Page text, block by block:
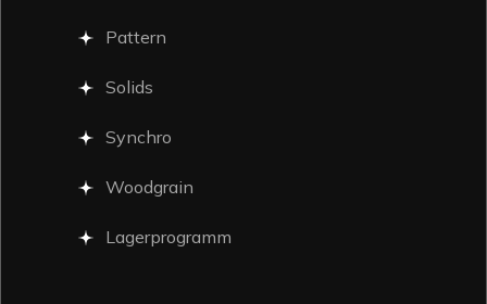
Pattern
Solids
Synchro
Woodgrain
Lagerprogramm